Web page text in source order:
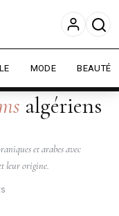
votre
En savoir plus
MODE BEAUTÉ
algériens
et arabes avec
leur origine.